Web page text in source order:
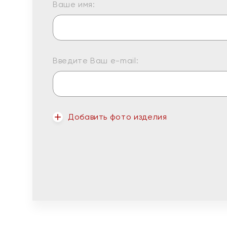
Ваше имя:
Введите Ваш e-mail:
Добавить фото изделия